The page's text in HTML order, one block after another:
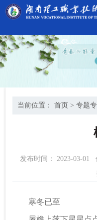
当前位置：首页 >专题
发布时间： 2023-03-01
寒冬已至